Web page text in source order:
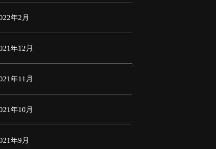
年2月
年12月
年11月
年10月
年9月